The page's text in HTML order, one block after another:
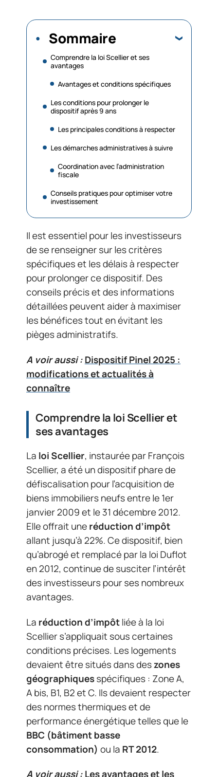
Sommaire
Comprendre la loi Scellier et ses
avantages
Avantages et conditions spécifiques
Les conditions pour prolonger le
dispositif après 9 ans
Les principales conditions à respecter
Les démarches administratives à suivre
Coordination avec l’administration
fiscale
Conseils pratiques pour optimiser votre
investissement
Il est essentiel pour les investisseurs
de se renseigner sur les critères
spécifiques et les délais à respecter
pour prolonger ce dispositif. Des
conseils précis et des informations
détaillées peuvent aider à maximiser
les bénéfices tout en évitant les
pièges administratifs.
A voir aussi :Dispositif Pinel 2025 :
modifications et actualités à
connaître
Comprendre la loi Scellier et
ses avantages
La loi Scellier, instaurée par François
Scellier, a été un dispositif phare de
défiscalisation pour l’acquisition de
biens immobiliers neufs entre le 1er
janvier 2009 et le 31 décembre 2012.
Elle offrait uneréduction d’impôt
allant jusqu’à 22%. Ce dispositif, bien
qu’abrogé et remplacé par la loi Duflot
en 2012, continue de susciter l’intérêt
des investisseurs pour ses nombreux
avantages.
La réduction d’impôtliée à la loi
Scellier s’appliquait sous certaines
conditions précises. Les logements
devaient être situés dans deszones
géographiquesspécifiques : Zone A,
A bis, B1, B2 et C. Ils devaient respecter
des normes thermiques et de
performance énergétique telles que le
BBC (bâtiment basse
consommation) ou la RT 2012.
A voir aussi :Les avantages et les